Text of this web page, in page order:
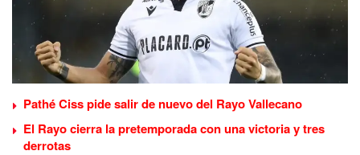
Pathé Ciss pide salir de nuevo del Rayo Vallecano
El Rayo cierra la pretemporada con una victoria y tres
derrotas